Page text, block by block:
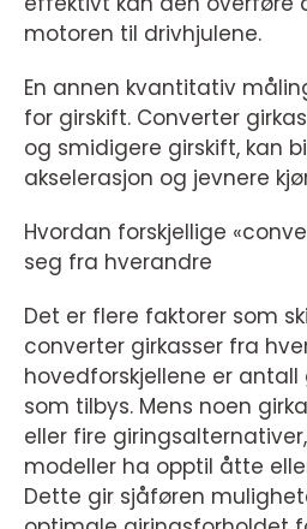
motoren til drivhjulene.
En annen kvantitativ
for girskift. Converter
og smidigere girskift, kan
akselerasjon og jevnere
Hvordan forskjellige
seg fra hverandre
Det er flere faktorer som
converter girkasser fra
hovedforskjellene er
som tilbys. Mens noen
eller fire
modeller ha opptil åtte
Dette gir sjåføren